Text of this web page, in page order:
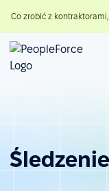
Co zrobić z